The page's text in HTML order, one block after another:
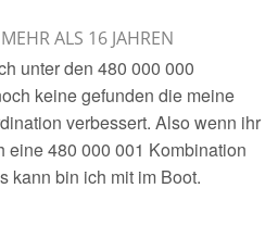
ALS 16 JAHREN
unter den 480 000 000
keine gefunden die meine
verbessert. Also wenn ihr
eine 480 000 001 Kombination
kann bin ich mit im Boot.